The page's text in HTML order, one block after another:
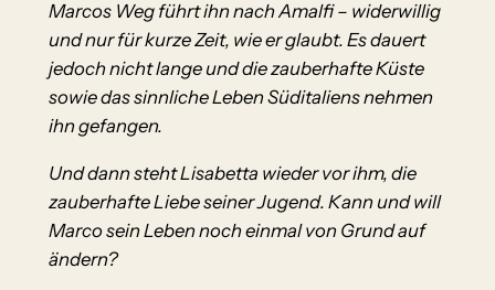
Marcos Weg führt ihn nach Amalfi – widerwillig
und nur für kurze Zeit, wie er glaubt. Es dauert
jedoch nicht lange und die zauberhafte Küste
sowie das sinnliche Leben Süditaliens nehmen
ihn gefangen.
Und dann steht Lisabetta wieder vor ihm, die
zauberhafte Liebe seiner Jugend. Kann und will
Marco sein Leben noch einmal von Grund auf
ändern?